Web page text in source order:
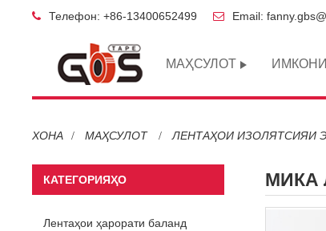
Телефон: +86-13400652499 Email:
МАҲСУЛОТ
ХОНА МАҲСУЛОТ ЛЕНТАҲОИ ИЗОЛЯТСИЯИ
КАТЕГОРИЯҲО
Лентаҳои ҳарорати баланд
МИКА